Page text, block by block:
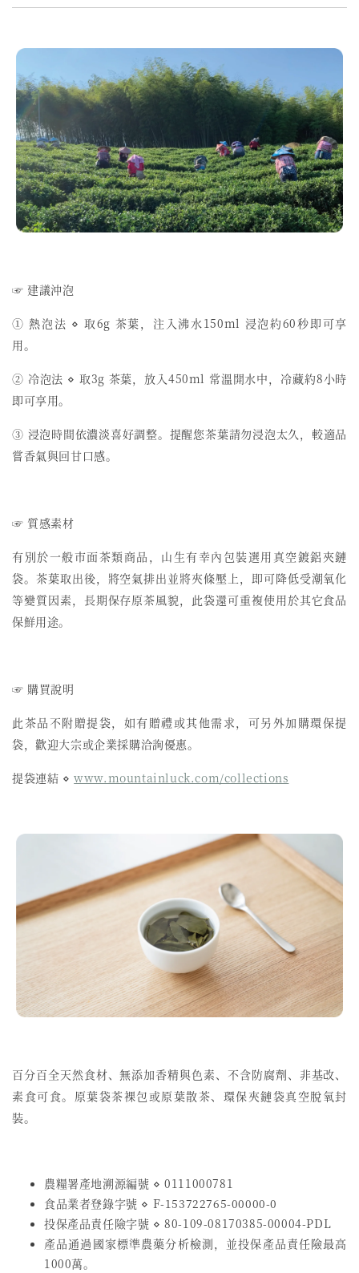
☞ 建議沖泡
① 熱泡法 ⋄ 取6g 茶葉，注入沸水150ml 浸泡約60秒即可享
用。
② 冷泡法 ⋄ 取3g 茶葉，放入450ml 常溫開水中，冷藏約8小時
即可享用。
③ 浸泡時間依濃淡喜好調整。提醒您茶葉請勿浸泡太久，較適品
嘗香氣與回甘口感。
☞ 質感素材
有別於一般市面茶類商品，山生有幸內包裝選用真空鍍鋁夾鏈
袋。茶葉取出後，將空氣排出並將夾條壓上，即可降低受潮氧化
等變質因素，長期保存原茶風貌，此袋還可重複使用於其它食品
保鮮用途。
☞ 購買說明
此茶品不附贈提袋，如有贈禮或其他需求，可另外加購環保提
袋，歡迎大宗或企業採購洽詢優惠。
提袋連結 ⋄www.mountainluck.com/collections
百分百全天然食材、無添加香精與色素、不含防腐劑、非基改、
素食可食。原葉袋茶裸包或原葉散茶、環保夾鏈袋真空脫氧封
裝。
農糧署產地溯源編號 ⋄ 0111000781
食品業者登錄字號 ⋄ F-153722765-00000-0
投保產品責任險字號 ⋄80-109-08170385-00004-PDL
產品通過國家標準農藥分析檢測，並投保產品責任險最高
1000萬。